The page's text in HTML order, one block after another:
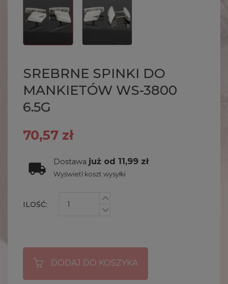
SREBRNE SPINKI DO
MANKIETÓW WS-3800
6.5G
70,57 zł
Dostawa już od 11,99 zł
Wyświetl koszt wysyłki
ILOŚĆ:
DODAJ DO KOSZYKA